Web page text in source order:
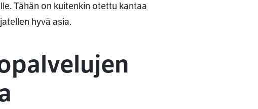
Tähän on kuitenkin otettu kantaa
hyvä asia.